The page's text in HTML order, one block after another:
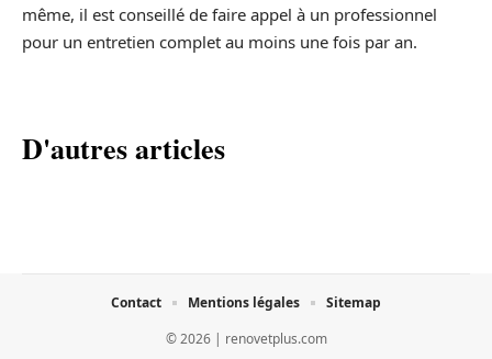
même, il est conseillé de faire appel à un professionnel
pour un entretien complet au moins une fois par an.
D'autres articles
© 2026 | renovetplus.com
Contact Mentions légales Sitemap